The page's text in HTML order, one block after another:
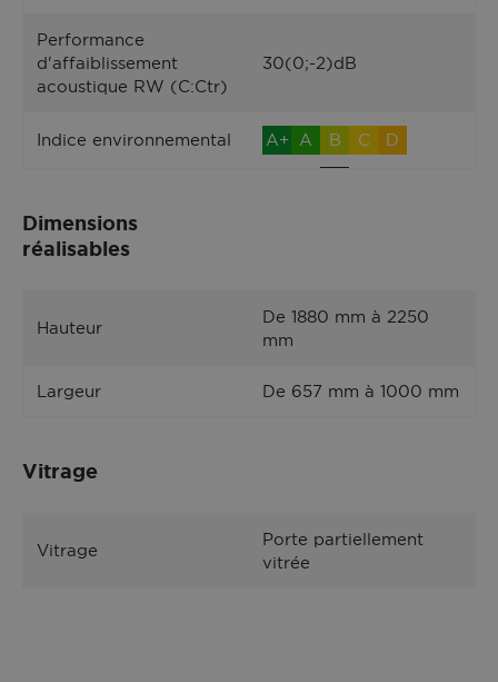
Performance
d'affaiblissement
acoustique RW (C:Ctr)
30(0;-2)dB
Indice environnemental A+ A B C D
Dimensions
réalisables
Hauteur
De 1880 mm à 2250
mm
Largeur De 657 mm à 1000 mm
Vitrage
Vitrage
Porte partiellement
vitrée